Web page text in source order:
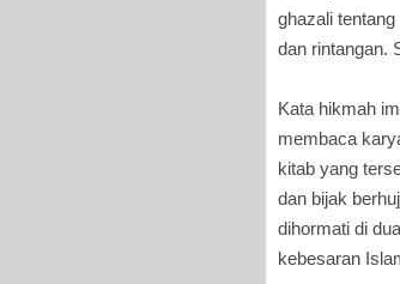
ghazali
dan rintangan.
Kata hikmah
membaca
kitab yang
dan bijak
dihormati di
kebesaran